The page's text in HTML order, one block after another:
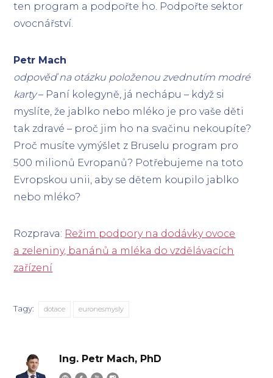
ten program a podpořte ho. Podpořte sektor
ovocnářství.
Petr Mach
odpověď na otázku položenou zvednutím modré
karty– Paní kolegyně, já nechápu – když si
myslíte, že jablko nebo mléko je pro vaše děti
tak zdravé – proč jim ho na svačinu nekoupíte?
Proč musíte vymýšlet z Bruselu program pro
500 milionů Evropanů? Potřebujeme na toto
Evropskou unii, aby se dětem koupilo jablko
nebo mléko?
Rozprava: Režim podpory na dodávky ovoce
a zeleniny, banánů a mléka do vzdělávacích
zařízení
Tagy: dotace euronesmysly
Ing. Petr Mach, PhD